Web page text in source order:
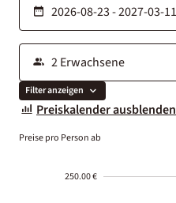
Filter anzeigen
Preiskalender ausblenden
Preise pro Person ab
250.00 €